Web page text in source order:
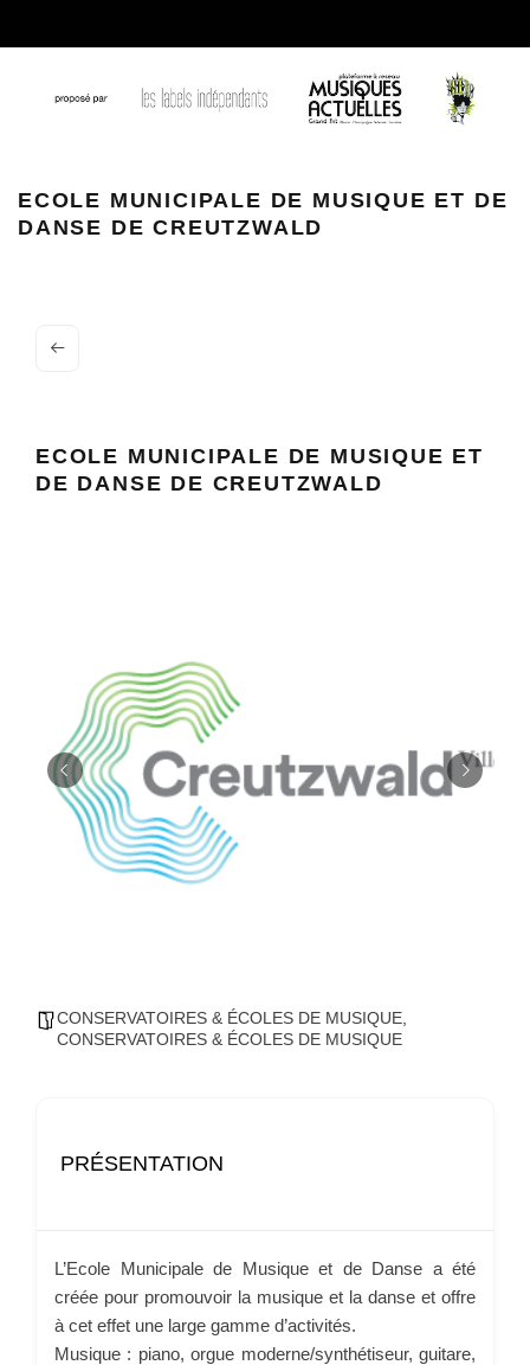
ECOLE MUNICIPALE DE MUSIQUE ET DE
DANSE DE CREUTZWALD
ECOLE MUNICIPALE DE MUSIQUE ET
DE DANSE DE CREUTZWALD
CONSERVATOIRES & ÉCOLES DE MUSIQUE
CONSERVATOIRES & ÉCOLES DE MUSIQUE
PRÉSENTATION
L’Ecole Municipale de Musique et de Danse a été
créée pour promouvoir la musique et la danse et offre
à cet effet une large gamme d’activités.
Musique : piano, orgue moderne/synthétiseur, guitare,